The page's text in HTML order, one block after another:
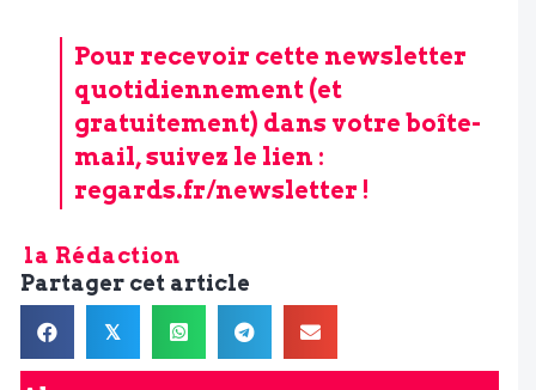
Pour recevoir cette newsletter
quotidiennement (et
gratuitement) dans votre boîte-
mail, suivez le lien :
regards.fr/newsletter !
la Rédaction
Partager cet article
𝕏